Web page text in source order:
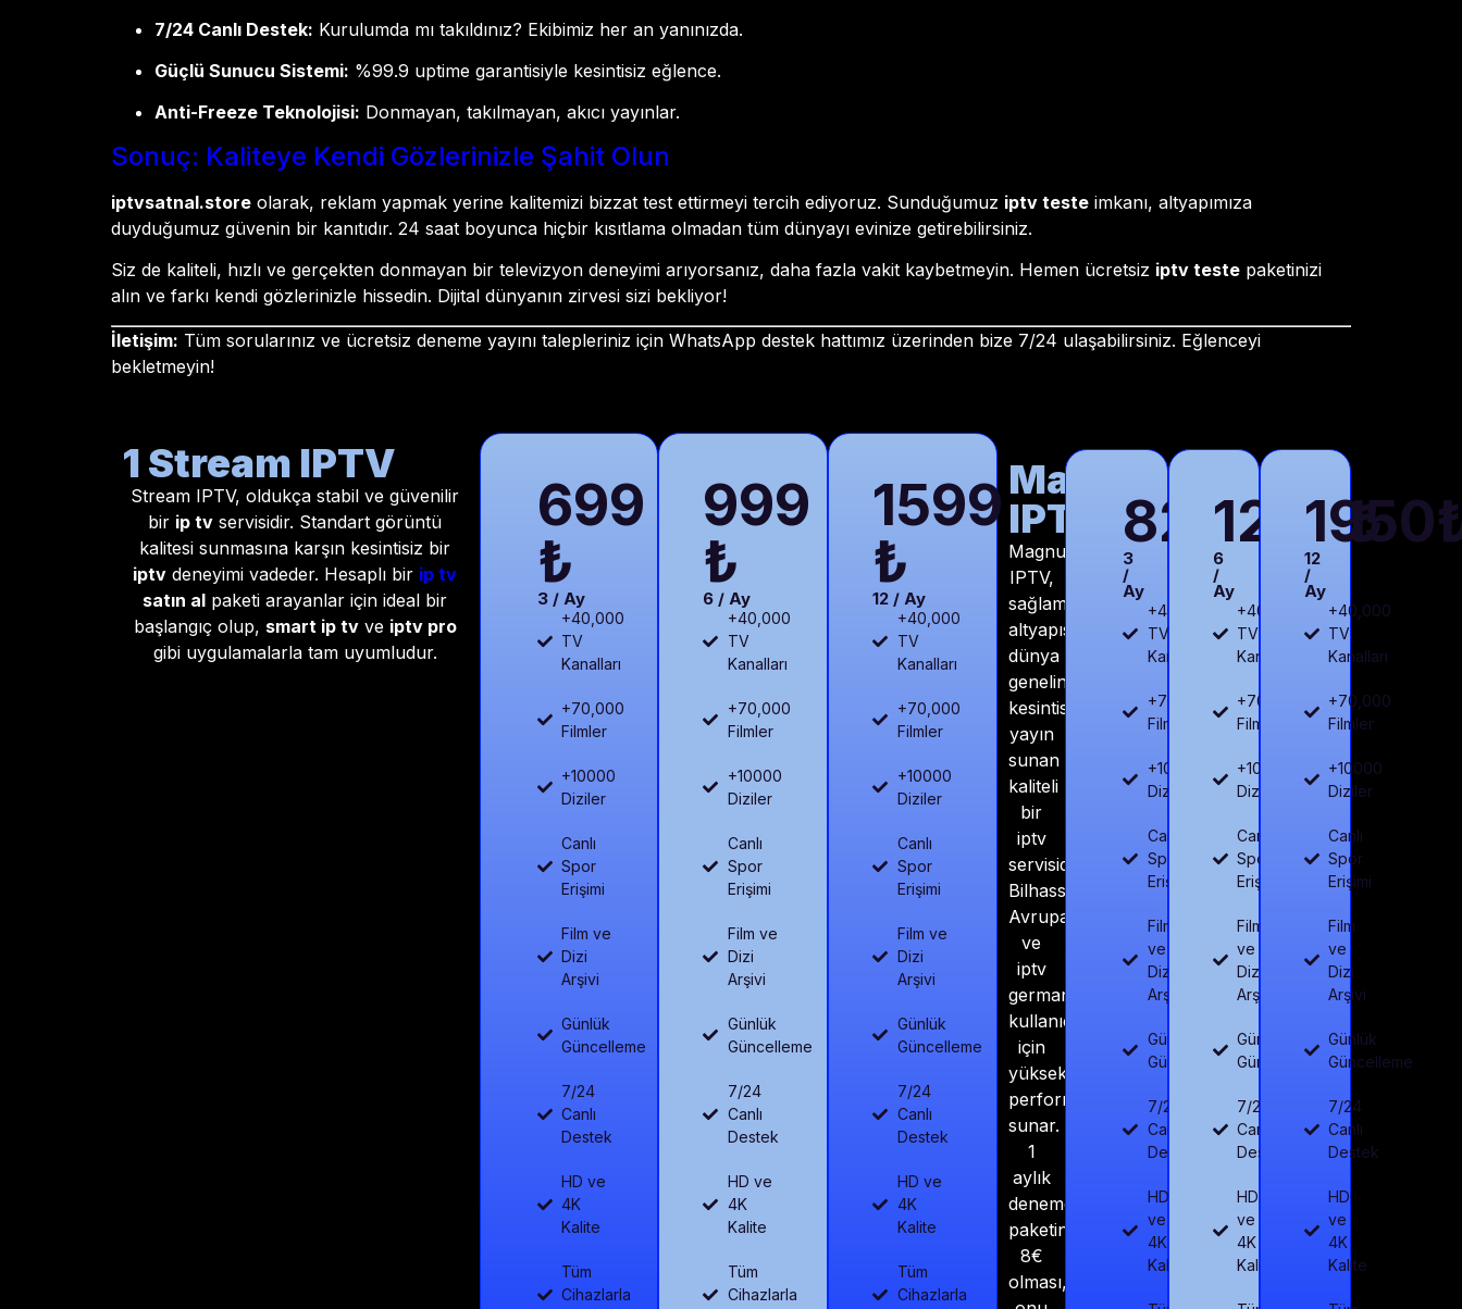
7/24 Canlı Destek: Kurulumda mı takıldınız? Ekibimiz her an yanınızda.
Güçlü Sunucu Sistemi: %99.9 uptime garantisiyle kesintisiz eğlence.
Anti-Freeze Teknolojisi: Donmayan, takılmayan, akıcı yayınlar.
Sonuç: Kaliteye Kendi Gözlerinizle Şahit Olun
iptvsatnal.store olarak, reklam yapmak yerine kalitemizi bizzat test ettirmeyi tercih ediyoruz. Sunduğumuz iptv teste imkanı, altyapımıza
duyduğumuz güvenin bir kanıtıdır. 24 saat boyunca hiçbir kısıtlama olmadan tüm dünyayı evinize getirebilirsiniz.
Siz de kaliteli, hızlı ve gerçekten donmayan bir televizyon deneyimi arıyorsanız, daha fazla vakit kaybetmeyin. Hemen ücretsiz iptv teste paketinizi
alın ve farkı kendi gözlerinizle hissedin. Dijital dünyanın zirvesi sizi bekliyor!
İletişim: Tüm sorularınız ve ücretsiz deneme yayını talepleriniz için WhatsApp destek hattımız üzerinden bize 7/24 ulaşabilirsiniz. Eğlenceyi
bekletmeyin!
1 Stream IPTV
Stream IPTV, oldukça stabil ve güvenilir
bir ip tv servisidir. Standart görüntü
kalitesi sunmasına karşın kesintisiz bir
iptv deneyimi vadeder. Hesaplı bir ip tv
satın al paketi arayanlar için ideal bir
başlangıç olup, smart ip tvve iptv pro
gibi uygulamalarla tam uyumludur.
699
₺
3 / Ay
+40,000
TV
Kanalları
+70,000
Filmler
+10000
Diziler
Canlı
Spor
Erişimi
Film ve
Dizi
Arşivi
Günlük
Güncelleme
7/24
Canlı
Destek
HD ve
4K
Kalite
Tüm
Cihazlarla
999
₺
6 / Ay
+40,000
TV
Kanalları
+70,000
Filmler
+10000
Diziler
Canlı
Spor
Erişimi
Film ve
Dizi
Arşivi
Günlük
Güncelleme
7/24
Canlı
Destek
HD ve
4K
Kalite
Tüm
Cihazlarla
1599
₺
12 / Ay
+40,000
TV
Kanalları
+70,000
Filmler
+10000
Diziler
Canlı
Spor
Erişimi
Film ve
Dizi
Arşivi
Günlük
Güncelleme
7/24
Canlı
Destek
HD ve
4K
Kalite
Tüm
Cihazlarla
Magnum
IPTV
Magnum
IPTV,
sağlam
altyapısıyla
dünya
genelinde
kesintisiz
yayın
sunan
kaliteli
bir
iptv
servisidir.
Bilhassa
Avrupa
ve
iptv
germany
kullanıcıları
için
yüksek
performans
sunar.
1
aylık
deneme
paketinin
8€
olması,
820₺
3
/
Ay
+40,000
TV
Kanalları
+70,000
Filmler
+10000
Diziler
Canlı
Spor
Erişimi
Film
ve
Dizi
Arşivi
Günlük
Güncelleme
7/24
Canlı
Destek
HD
ve
4K
Kalite
1230₺
6
/
Ay
+40,000
TV
Kanalları
+70,000
Filmler
+10000
Diziler
Canlı
Spor
Erişimi
Film
ve
Dizi
Arşivi
Günlük
Güncelleme
7/24
Canlı
Destek
HD
ve
4K
Kalite
12
/
Ay
+40,000
TV
Kanalları
+70,000
Filmler
+10000
Diziler
Canlı
Spor
Erişimi
Film
ve
Dizi
Arşivi
Günlük
Güncelleme
7/24
Canlı
Destek
HD
ve
4K
Kalite